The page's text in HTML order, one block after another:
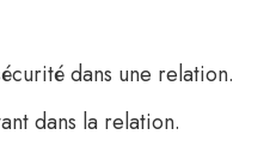
dans une relation.
dans la relation.